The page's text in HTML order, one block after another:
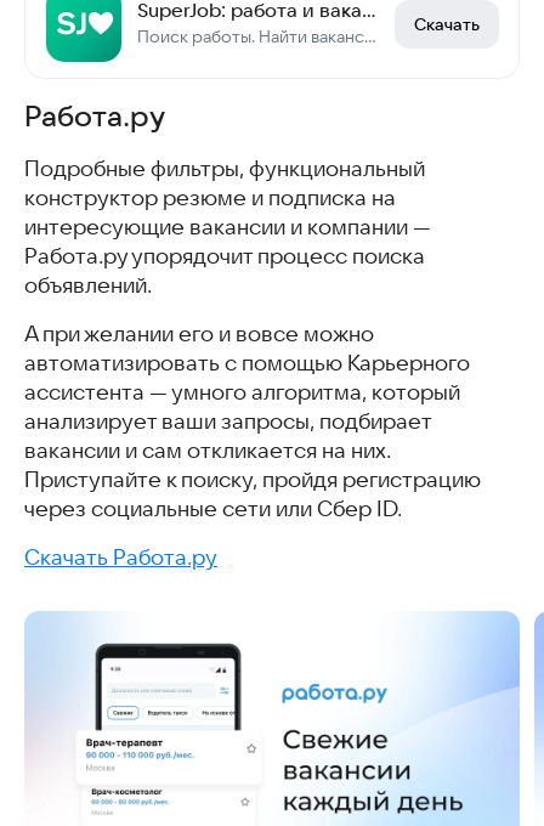
SuperJob: работа и вакансии
Поиск работы. Найти вакансии в России
Скачать
Работа.ру
Подробные фильтры, функциональный
конструктор резюме и подписка на
интересующие вакансии и компании —
Работа.ру упорядочит процесс поиска
объявлений.
А при желании его и вовсе можно
автоматизировать с помощью Карьерного
ассистента — умного алгоритма, который
анализирует ваши запросы, подбирает
вакансии и сам откликается на них.
Приступайте к поиску, пройдя регистрацию
через социальные сети или Сбер ID.
Скачать Работа.ру